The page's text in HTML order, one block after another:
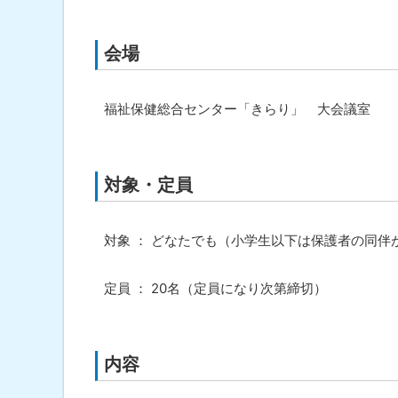
会場
福祉保健総合センター「きらり」 大会議室
対象・定員
対象 ： どなたでも（小学生以下は保護者の同伴
定員 ： 20名（定員になり次第締切）
内容